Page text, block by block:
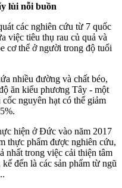
lùi nỗi buồn
các nghiên cứu từ 7 quốc
việc tiêu thụ rau củ quả và
c‌ơ th‌ể ở người trong độ tuổi
nhiều đường và chất béo,
ăn kiểu phương Tây - một
nguyên hạt có thể giảm
hiện ở Đức vào năm 2017
thực phẩm được nghiên cứu,
nhất trong việc cải thiện tâm
đến là các sản phẩm từ ngũ